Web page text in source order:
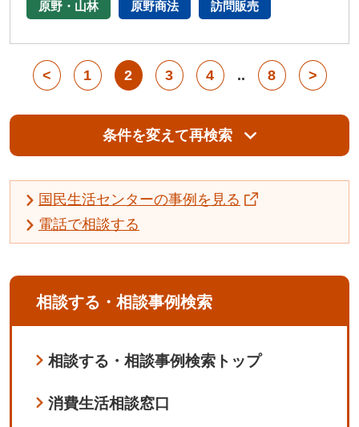
原野・山林 原野商法 訪問販売
< 1 2 3 4 .. 8 >
条件を変えて再検索
国民生活センターの事例を見る
電話で相談する
相談する・相談事例検索
相談する・相談事例検索トップ
消費生活相談窓口